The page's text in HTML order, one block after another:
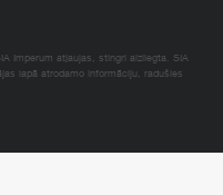
Imperum atļaujas, stingri aizliegta. SIA
lapā atrodamo informāciju, radušies